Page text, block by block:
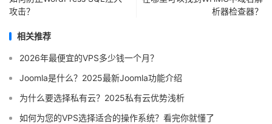
攻击？
析器检查器？
相关推荐
2026年最便宜的VPS多少钱一个月？
Joomla是什么？2025最新Joomla功能介绍
为什么要选择私有云？2025私有云优势浅析
如何为您的VPS选择适合的操作系统？看完你就懂了